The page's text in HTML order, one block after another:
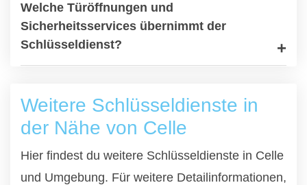
Welche Türöffnungen und
Sicherheitsservices übernimmt der
Schlüsseldienst?
Weitere Schlüsseldienste in
der Nähe von Celle
Hier findest du weitere Schlüsseldienste in Celle
und Umgebung. Für weitere Detailinformationen,